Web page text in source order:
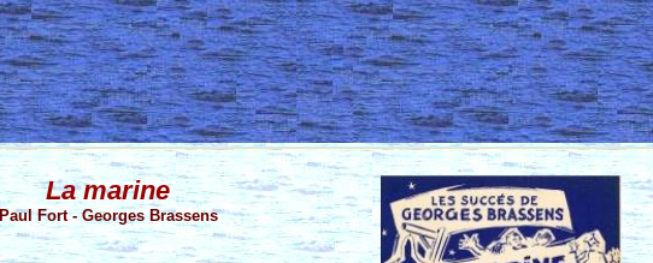
La marine
Paul Fort - Georges Brassens